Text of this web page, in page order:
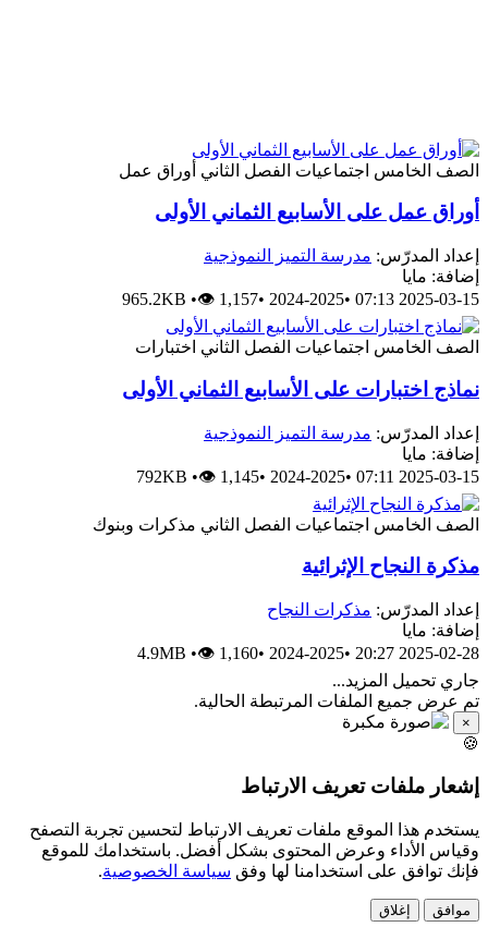
الصف الخامس اجتماعيات الفصل الثاني أوراق عمل
أوراق عمل على الأسابيع الثماني الأولى
إعداد المدرّس: مدرسة التميز النموذجية
إضافة: مايا
2025-03-15 07:13
•
2024-2025
•
965.2KB •👁 1,157
الصف الخامس اجتماعيات الفصل الثاني اختبارات
نماذج اختبارات على الأسابيع الثماني الأولى
إعداد المدرّس: مدرسة التميز النموذجية
إضافة: مايا
2025-03-15 07:11
•
2024-2025
•
792KB •👁 1,145
الصف الخامس اجتماعيات الفصل الثاني مذكرات وبنوك
مذكرة النجاح الإثرائية
إعداد المدرّس: مذكرات النجاح
إضافة: مايا
2025-02-28 20:27
•
2024-2025
•
4.9MB •👁 1,160
جاري تحميل المزيد...
تم عرض جميع الملفات المرتبطة الحالية.
×
🍪
إشعار ملفات تعريف الارتباط
يستخدم هذا الموقع ملفات تعريف الارتباط لتحسين تجربة التصفح
وقياس الأداء وعرض المحتوى بشكل أفضل. باستخدامك للموقع
فإنك توافق على استخدامنا لها وفق سياسة الخصوصية.
موافق إغلاق